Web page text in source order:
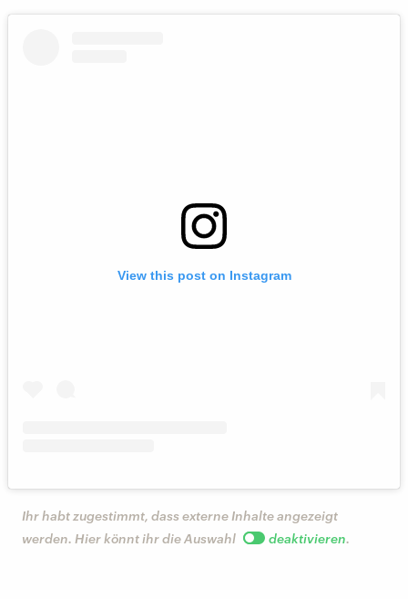
View this post on Instagram
Ihr habt zugestimmt, dass externe Inhalte angezeigt
werden. Hier könnt ihr die Auswahl
deaktivieren.